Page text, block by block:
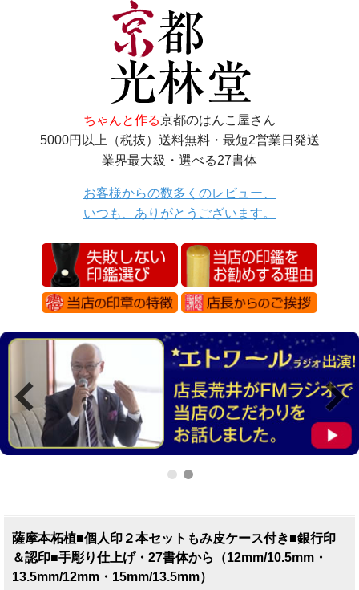
ちゃんと作る京都のはんこ屋さん
5000円以上（税抜）送料無料・最短2営業日発送
業界最大級・選べる27書体
お客様からの数多くのレビュー、
いつも、ありがとうございます。
薩摩本柘植■個人印２本セットもみ皮ケース付き■銀行印
＆認印■手彫り仕上げ・27書体から（12mm/10.5mm・
13.5mm/12mm・15mm/13.5mm）